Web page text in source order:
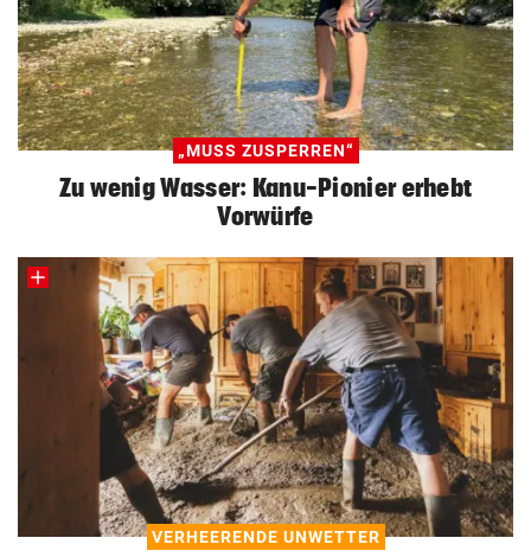
„MUSS ZUSPERREN“
Zu wenig Wasser: Kanu-Pionier erhebt
Vorwürfe
VERHEERENDE UNWETTER